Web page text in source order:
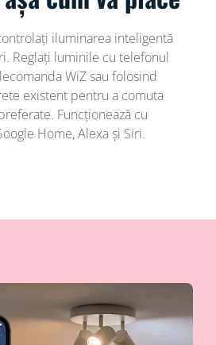
iluminarea inteligentă
Reglați luminile cu telefonul
WiZ sau folosind
existent pentru a comuta
Funcționează cu
Home, Alexa și Siri.